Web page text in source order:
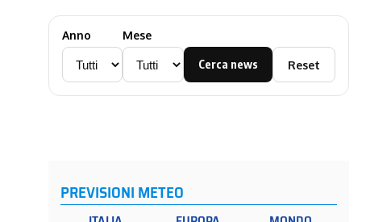
Anno Mese
Cerca news Reset